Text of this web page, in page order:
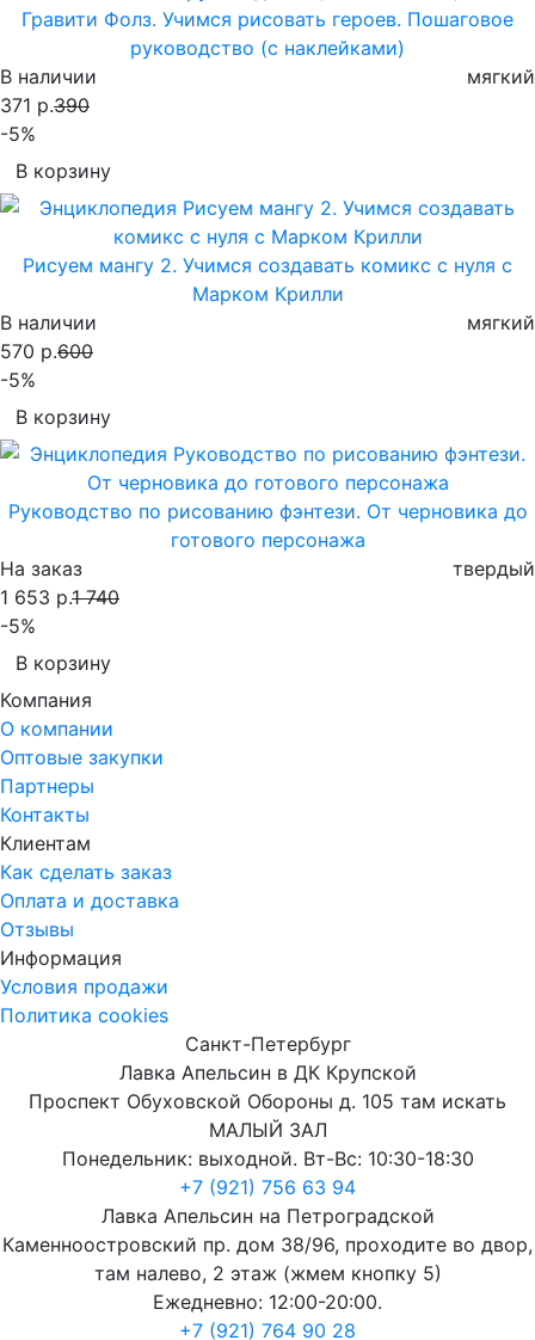
Гравити Фолз. Учимся рисовать героев. Пошаговое
руководство (с наклейками)
В наличии
мягкий
371 р.390
-5%
В корзину
Рисуем мангу 2. Учимся создавать комикс с нуля с
Марком Крилли
В наличии
мягкий
570 р.600
-5%
В корзину
Руководство по рисованию фэнтези. От черновика до
готового персонажа
На заказ
твердый
1 653 р.1 740
-5%
В корзину
Компания
О компании
Оптовые закупки
Партнеры
Контакты
Клиентам
Как сделать заказ
Оплата и доставка
Отзывы
Информация
Условия продажи
Политика cookies
Санкт-Петербург
Лавка Апельсин в ДК Крупской
Проспект Обуховской Обороны д. 105 там искать
МАЛЫЙ ЗАЛ
Понедельник: выходной. Вт-Вс: 10:30-18:30
+7 (921) 756 63 94
Лавка Апельсин на Петроградской
Каменноостровский пр. дом 38/96, проходите во двор,
там налево, 2 этаж (жмем кнопку 5)
Ежедневно: 12:00-20:00.
+7 (921) 764 90 28